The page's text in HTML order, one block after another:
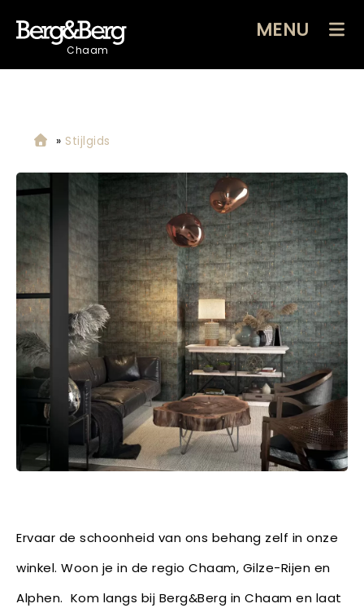
Chaam
MENU
» Stijlgids
Ervaar de schoonheid van ons behang zelf in onze
winkel. Woon je in de regio Chaam, Gilze-Rijen en
Alphen. Kom langs bij Berg&Berg in Chaam en laat